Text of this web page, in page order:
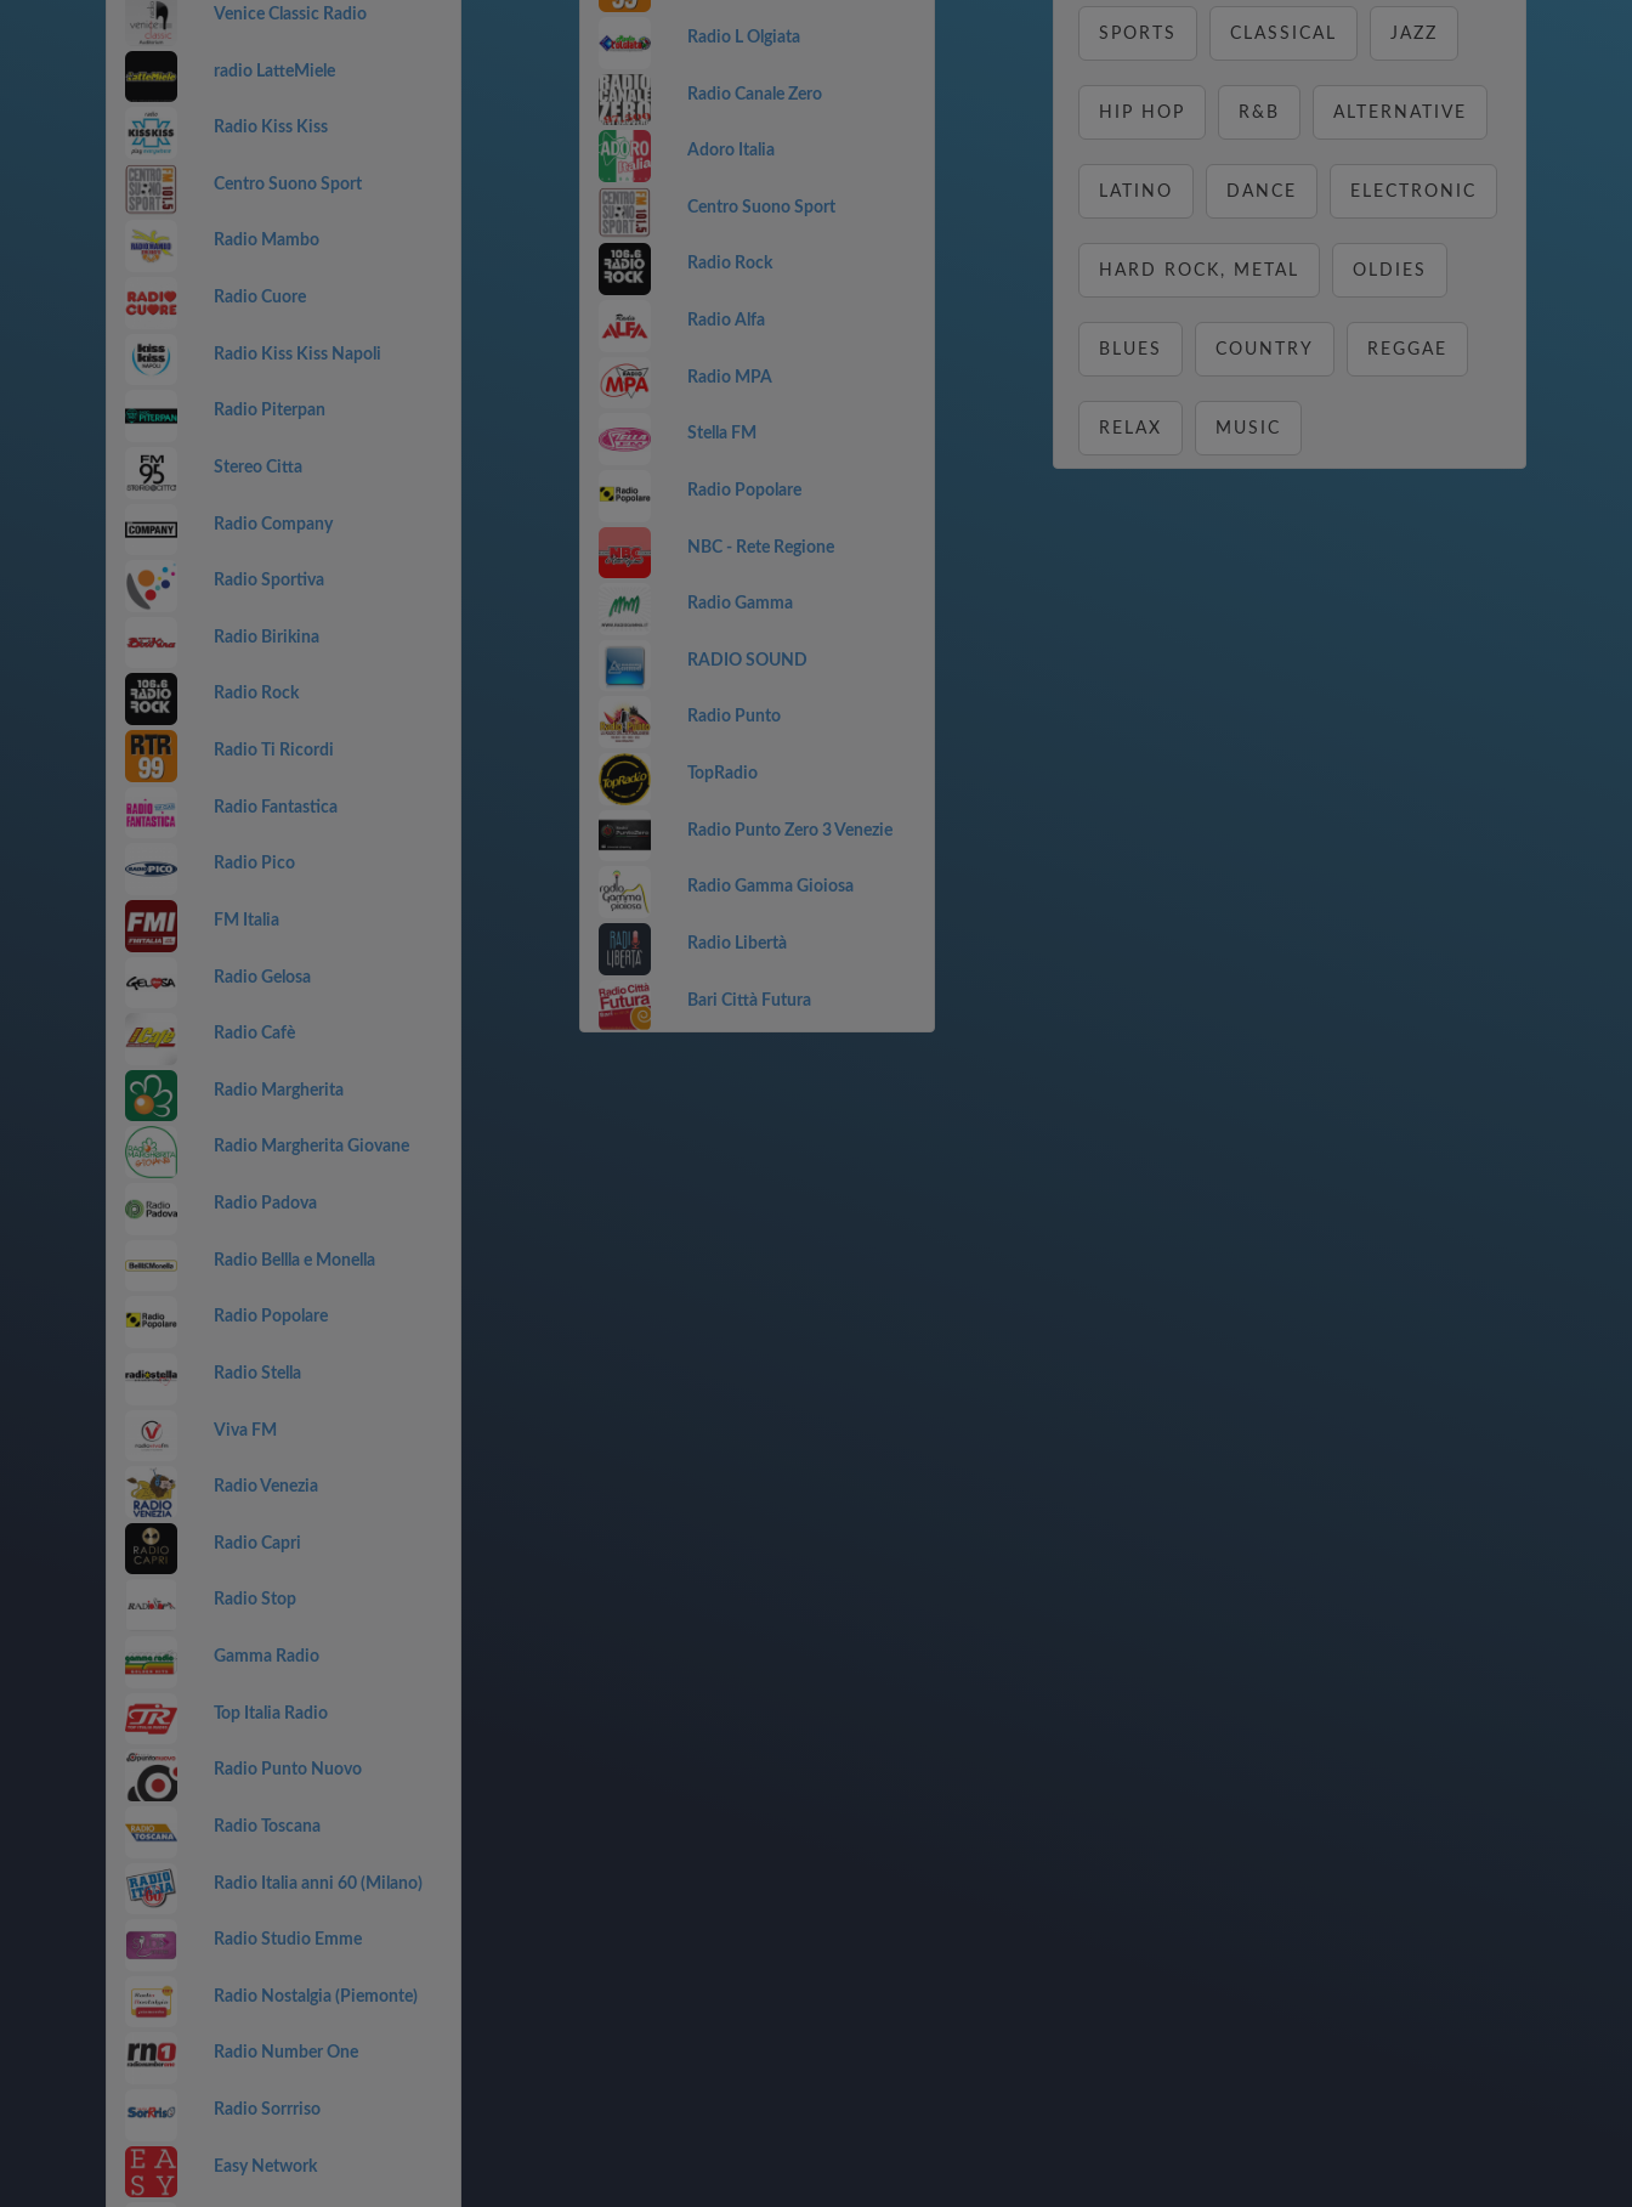
Venice Classic Radio
radio LatteMiele
Radio Kiss Kiss
Centro Suono Sport
Radio Mambo
Radio Cuore
Radio Kiss Kiss Napoli
Radio Piterpan
Stereo Citta
Radio Company
Radio Sportiva
Radio Birikina
Radio Rock
Radio Ti Ricordi
Radio Fantastica
Radio Pico
FM Italia
Radio Gelosa
Radio Cafè
Radio Margherita
Radio Margherita Giovane
Radio Padova
Radio Bellla e Monella
Radio Popolare
Radio Stella
Viva FM
Radio Venezia
Radio Capri
Radio Stop
Gamma Radio
Top Italia Radio
Radio Punto Nuovo
Radio Toscana
Radio Italia anni 60 (Milano)
Radio Studio Emme
Radio Nostalgia (Piemonte)
Radio Number One
Radio Sorrriso
Easy Network
Radio L Olgiata
Radio Canale Zero
Adoro Italia
Centro Suono Sport
Radio Rock
Radio Alfa
Radio MPA
Stella FM
Radio Popolare
NBC - Rete Regione
Radio Gamma
RADIO SOUND
Radio Punto
TopRadio
Radio Punto Zero 3 Venezie
Radio Gamma Gioiosa
Radio Libertà
Bari Città Futura
SPORTS CLASSICAL JAZZ
HIP HOP R&B ALTERNATIVE
LATINO DANCE ELECTRONIC
HARD ROCK, METAL OLDIES
BLUES COUNTRY REGGAE
RELAX MUSIC